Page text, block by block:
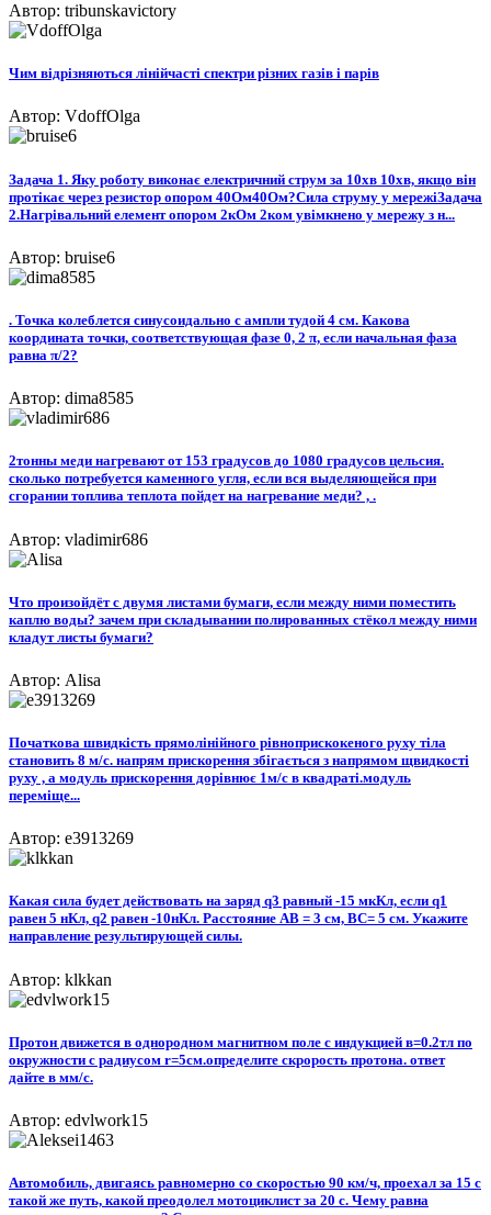
Автор: tribunskavictory
Чим відрізняються лінійчасті спектри різних газів і парів​
Автор: VdoffOlga
Задача 1. Яку роботу виконає електричний струм за 10хв 10хв, якщо він
протікає через резистор опором 40Ом40Ом?Сила струму у мережіЗадача
2.Нагрівальний елемент опором 2кОм 2ком увімкнено у мережу з н...
Автор: bruise6
. Точка колеблется синусоидально с ампли тудой 4 см. Какова
координата точки, соответствующая фазе 0, 2 π, если начальная фаза
равна π/2?
Автор: dima8585
2тонны меди нагревают от 153 градусов до 1080 градусов цельсия.
сколько потребуется каменного угля, если вся выделяющейся при
сгорании топлива теплота пойдет на нагревание меди? , .
Автор: vladimir686
Что произойдёт с двумя листами бумаги, если между ними поместить
каплю воды? зачем при складывании полированных стёкол между ними
кладут листы бумаги?
Автор: Alisa
Початкова швидкість прямолінійного рівноприскокеного руху тіла
становить 8 м/с. напрям прискорення збігається з напрямом щвидкості
руху , а модуль прискорення дорівнює 1м/с в квадраті.модуль
переміще...
Автор: e3913269
Какая сила будет действовать на заряд q3 равный -15 мкКл, если q1
равен 5 нКл, q2 равен -10нКл. Расстояние АВ = 3 см, ВС= 5 см. Укажите
направление результирующей силы.
Автор: klkkan
Протон движется в однородном магнитном поле с индукцией в=0.2тл по
окружности с радиусом r=5см.определите скрорость протона. ответ
дайте в мм/с.
Автор: edvlwork15
Автомобиль, двигаясь равномерно со скоростью 90 км/ч, проехал за 15 с
такой же путь, какой преодолел мотоциклист за 20 с. Чему равна